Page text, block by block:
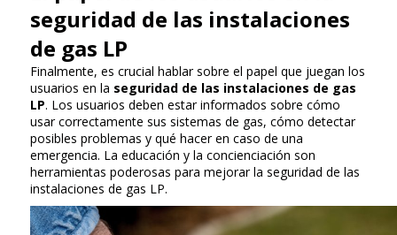
seguridad de las instalaciones
de gas LP
Finalmente, es crucial hablar sobre el papel que juegan los
usuarios en la seguridad de las instalaciones de gas
LP. Los usuarios deben estar informados sobre cómo
usar correctamente sus sistemas de gas, cómo detectar
posibles problemas y qué hacer en caso de una
emergencia. La educación y la concienciación son
herramientas poderosas para mejorar la seguridad de las
instalaciones de gas LP.